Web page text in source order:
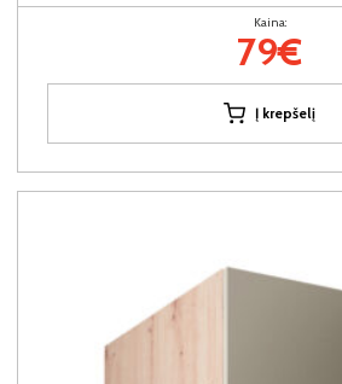
Kaina:
79€
Į krepšelį